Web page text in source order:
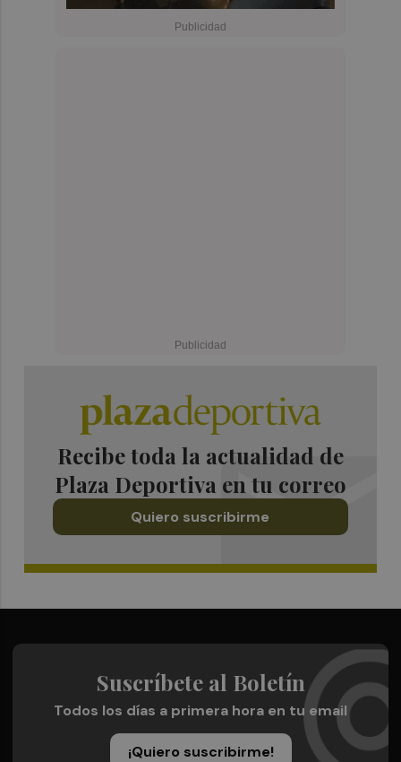
Recibe toda la actualidad de
Plaza Deportiva en tu correo
Quiero suscribirme
Suscríbete al Boletín
Todos los días a primera hora en tu email
¡Quiero suscribirme!